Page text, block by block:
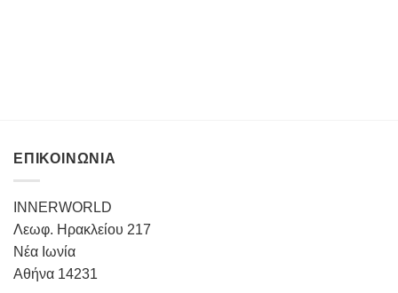
ΕΠΙΚΟΙΝΩΝΙΑ
INNERWORLD
Λεωφ. Ηρακλείου 217
Νέα Ιωνία
Αθήνα 14231